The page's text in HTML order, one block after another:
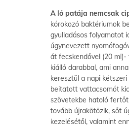
A ló patája nemcsak
kórokozó baktériumok
gyulladásos folyamatot
úgynevezett
át fecskendővel (20
kiálló darabbal, ami
keresztül a napi
beitatott vattacsomót
szövetekbe hatoló
tovább újrakötözik, sőt
kezelésétől, valamint